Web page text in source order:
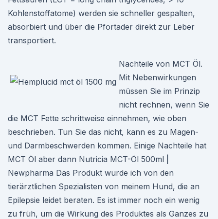
Kohlenstoffatome) werden sie schneller gespalten,
absorbiert und über die Pfortader direkt zur Leber
transportiert.
Nachteile von MCT Öl.
Mit Nebenwirkungen
müssen Sie im Prinzip
nicht rechnen, wenn Sie
die MCT Fette schrittweise einnehmen, wie oben
beschrieben. Tun Sie das nicht, kann es zu Magen-
und Darmbeschwerden kommen. Einige Nachteile hat
MCT Öl aber dann Nutricia MCT-Öl 500ml |
Newpharma Das Produkt wurde ich von den
tierärztlichen Spezialisten von meinem Hund, die an
Epilepsie leidet beraten. Es ist immer noch ein wenig
zu früh, um die Wirkung des Produktes als Ganzes zu